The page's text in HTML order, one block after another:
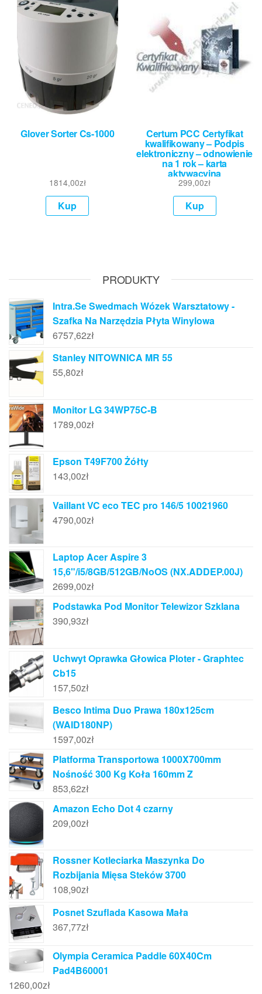
Glover Sorter Cs-1000
1814,00zł
Kup
Certum PCC Certyfikat
kwalifikowany – Podpis
elektroniczny – odnowienie
na 1 rok – karta
aktywacyjna
299,00zł
Kup
PRODUKTY
Intra.Se Swedmach Wózek Warsztatowy -
Szafka Na Narzędzia Płyta Winylowa
6757,62zł
Stanley NITOWNICA MR 55
55,80zł
Monitor LG 34WP75C-B
1789,00zł
Epson T49F700 Żółty
143,00zł
Vaillant VC eco TEC pro 146/5 10021960
4790,00zł
Laptop Acer Aspire 3
15,6"/i5/8GB/512GB/NoOS (NX.ADDEP.00J)
2699,00zł
Podstawka Pod Monitor Telewizor Szklana
390,93zł
Uchwyt Oprawka Głowica Ploter - Graphtec
Cb15
157,50zł
Besco Intima Duo Prawa 180x125cm
(WAID180NP)
1597,00zł
Platforma Transportowa 1000X700mm
Nośność 300 Kg Koła 160mm Z
853,62zł
Amazon Echo Dot 4 czarny
209,00zł
Rossner Kotleciarka Maszynka Do
Rozbijania Mięsa Steków 3700
108,90zł
Posnet Szuflada Kasowa Mała
367,77zł
Olympia Ceramica Paddle 60X40Cm
Pad4B60001
1260,00zł